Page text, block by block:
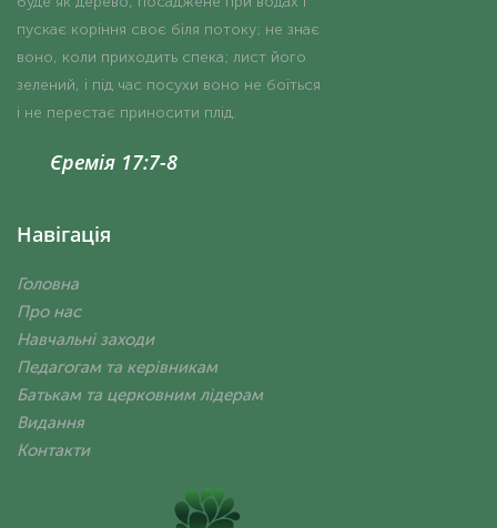
пускає коріння своє біля потоку; не знає
воно, коли приходить спека; лист його
зелений, і під час посухи воно не боїться
і не перестає приносити плід.
Єремія 17:7-8
Навігація
Головна
Про нас
Навчальні заходи
Педагогам та керівникам
Батькам та церковним лідерам
Видання
Контакти